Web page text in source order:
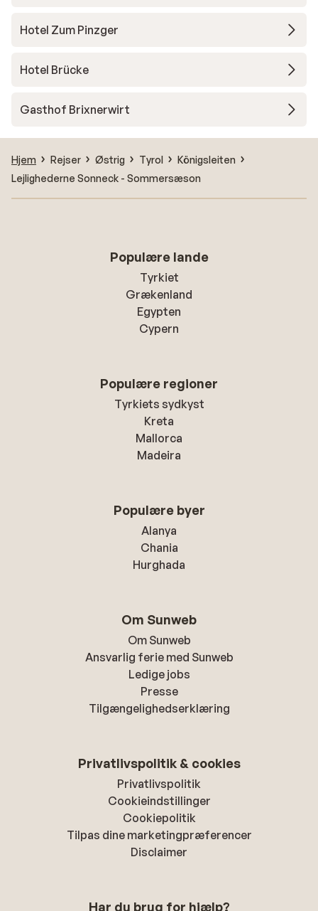
Hotel Zum Pinzger
Hotel Brücke
Gasthof Brixnerwirt
Hjem Rejser Østrig Tyrol
Königsleiten
Lejlighederne Sonneck - Sommersæson
Populære lande
Tyrkiet
Grækenland
Egypten
Cypern
Populære regioner
Tyrkiets sydkyst
Kreta
Mallorca
Madeira
Populære byer
Alanya
Chania
Hurghada
Om Sunweb
Om Sunweb
Ansvarlig ferie med Sunweb
Ledige jobs
Presse
Tilgængelighedserklæring
Privatlivspolitik & cookies
Privatlivspolitik
Cookieindstillinger
Cookiepolitik
Tilpas dine marketingpræferencer
Disclaimer
Har du brug for hjælp?